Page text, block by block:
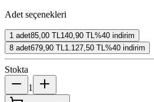
Adet seçenekleri
1 adet85,00 TL 140,90 TL %40 indirim
8 adet679,90 TL 1.127,50 TL %40 indirim
Stokta
1